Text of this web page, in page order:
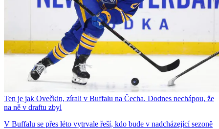
Ten je jak Ovečkin, zírali v Buffalu na Čecha. Dodnes nechápou, že
na ně v draftu zbyl
V Buffalu se přes léto vytrvale řeší, kdo bude v nadcházející sezoně